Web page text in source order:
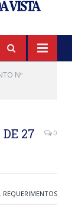
Nº
27
0
, REQUERIMENTOS